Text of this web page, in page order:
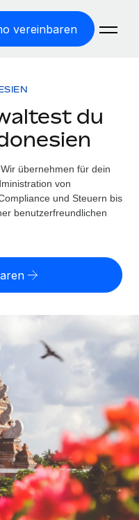
vereinbaren
für Niederlassungen
mit Freelancer:innen
von
bestehende Abläufe
dein Team
bei der Einstellung
Bundesstaaten
für wachsende
um Teams zu
berechnen
und
du
übernehmen für dein
von
und Steuern bis
benutzerfreundlichen